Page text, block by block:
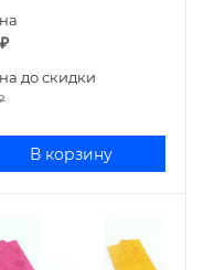
до скидки
В корзину